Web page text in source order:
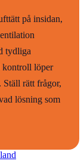
på insidan,
tydliga
kontroll löper
Ställ rätt frågor,
lösning som